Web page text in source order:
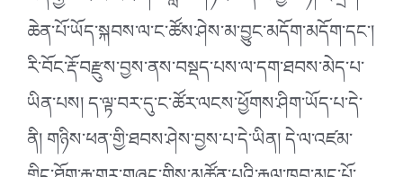
ཆེན་པོ་ཡོད་སྐབས་ལ་ང་ཚོས་ཤེས་མ་བྱུང་མདོག་མདོག་དང༌།
རི་བོང་རྡོ་བརྫུས་བྱས་ནས་བསྡད་པས་ལ་དག་ཐབས་མེད་པ་
ཡིན་པས། ད་ལྟ་བར་དུ་ང་ཚོར་ལངས་ཕྱོགས་ཤིག་ཡོད་པ་དེ་
ནི། གཉིས་ཕན་གྱི་ཐབས་ཤེས་བྱས་པ་དེ་ཡིན། དེ་ལ་འཛམ་